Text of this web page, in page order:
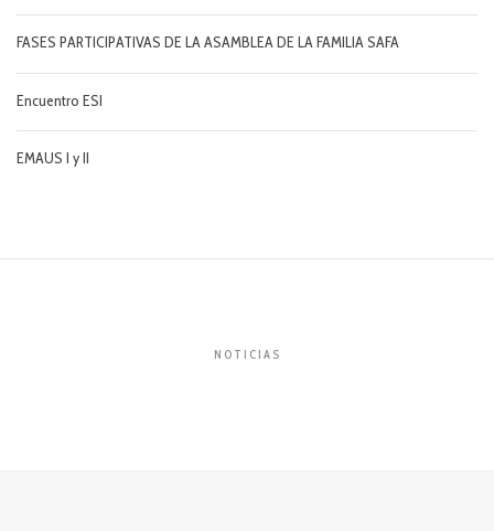
FASES PARTICIPATIVAS DE LA ASAMBLEA DE LA FAMILIA SAFA
Encuentro ESI
EMAUS I y II
NOTICIAS